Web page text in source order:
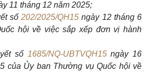
11 tháng 12 năm 2025;
số202/2025/QH15 ngày 12 tháng 6
hội về việc sắp xếp đơn vị hành
số 1685/NQ-UBTVQH15ngày 16
của Ủy ban Thường vụ Quốc hội về